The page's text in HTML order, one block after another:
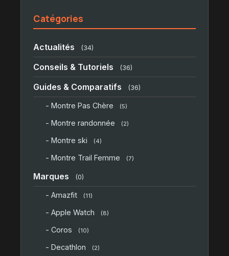
Catégories
Actualités (34)
Conseils & Tutoriels (36)
Guides & Comparatifs (36)
- Montre Pas Chère (5)
- Montre randonnée (2)
- Montre ski (4)
- Montre Trail Femme (7)
Marques (0)
- Amazfit (11)
- Apple Watch (8)
- Coros (10)
- Decathlon (2)